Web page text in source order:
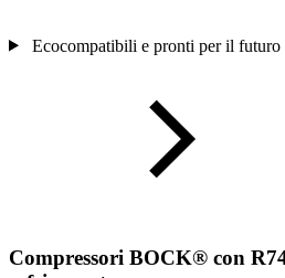
Ecocompatibili e pronti per il futuro
Compressori BOCK® con